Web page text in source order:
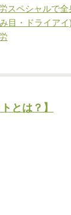
スペシャルで全
目・ドライアイ
とは？】